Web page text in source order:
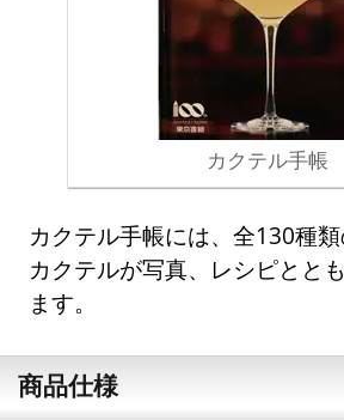
カクテル手帳
カクテル手帳には、全130種
カクテルが写真、レシピとと
ます。
商品仕様